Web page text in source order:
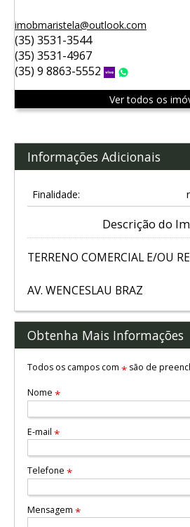
imobmaristela@outlook.com
(35) 3531-3544
(35) 3531-4967
(35) 9 8863-5552
Vivo
Ver todos os
Informações Adicionais
Finalidade:
Descrição do
TERRENO COMERCIAL E/OU
AV. WENCESLAU BRAZ
Obtenha Mais Informações
Todos os campos com *são de
Nome *
E-mail *
Telefone *
Mensagem *